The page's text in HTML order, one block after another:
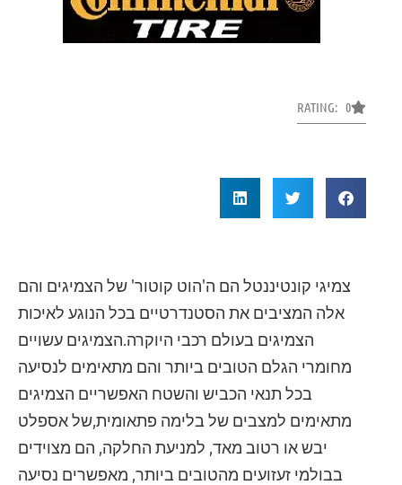
RATING: 0
צמיגי קונטיננטל הם ה'הוט קוטור' של הצמיגים והם
אלה המציבים את הסטנדרטיים בכל הנוגע לאיכות
הצמיגים בעולם רכבי היוקרה.הצמיגים עשויים
מחומרי הגלם הטובים ביותר והם מתאימים לנסיעה
בכל תנאי הכביש והשטח האפשריים הצמיגים
מתאימים למצבים של בלימה פתאומית,של אספלט
יבש או רטוב מאד, למניעת החלקה, הם מצוידים
בבולמי זעזועים מהטובים ביותר, מאפשרים נסיעה